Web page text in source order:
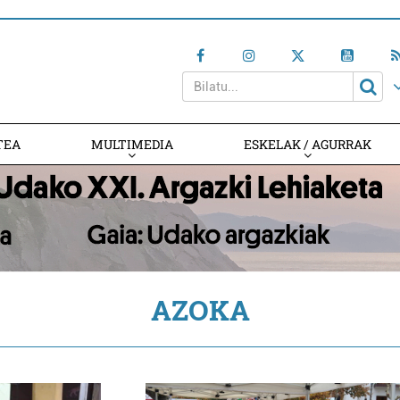
MULTIMEDIA ESKELAK / AGURRAK
AZOKA